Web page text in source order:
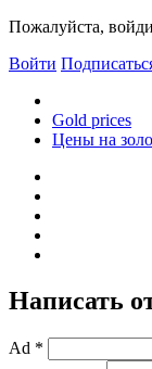
Пожалуйста,
Войти
Gold prices
Цены на
Написать
Ad *